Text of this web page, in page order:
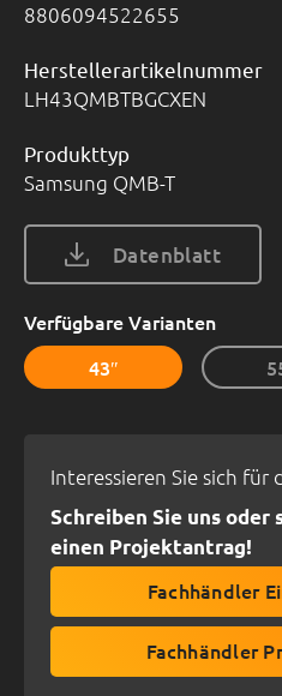
8806094522655
Herstellerartikelnummer
LH43QMBTBGCXEN
Produkttyp
Samsung QMB-T
Datenblatt
Verfügbare Varianten
43″
Interessieren Sie sich für
Schreiben Sie uns
einen Projektantrag!
Fachhändler
Fachhändler